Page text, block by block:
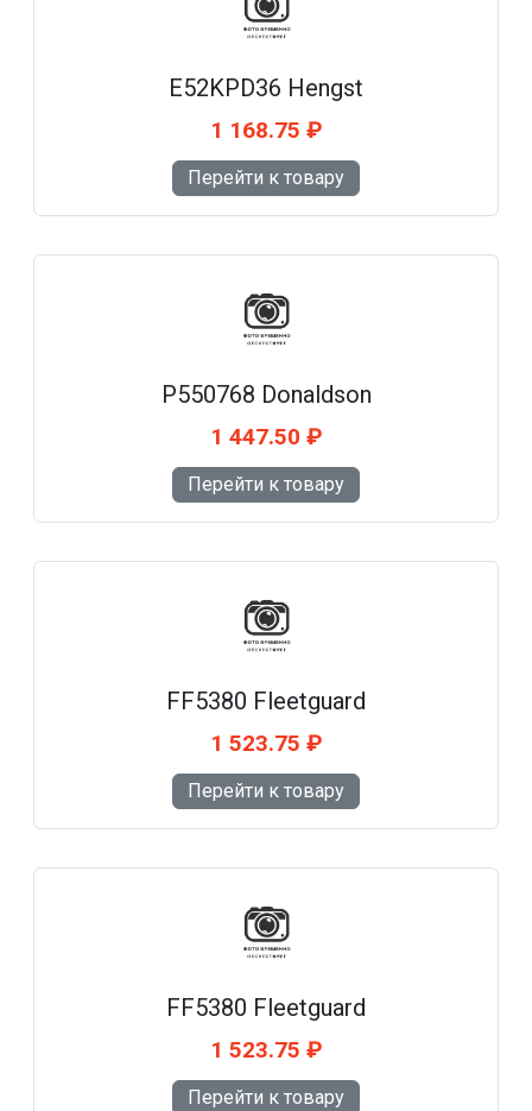
E52KPD36 Hengst
1 168.75 ₽
Перейти к товару
P550768 Donaldson
1 447.50 ₽
Перейти к товару
FF5380 Fleetguard
1 523.75 ₽
Перейти к товару
FF5380 Fleetguard
1 523.75 ₽
Перейти к товару